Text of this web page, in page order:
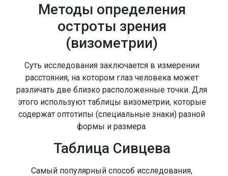
Методы определения
остроты зрения
(визометрии)
Суть исследования заключается в измерении
расстояния, на котором глаз человека может
различать две близко расположенные точки. Для
этого используют таблицы визометрии, которые
содержат оптотипы (специальные знаки) разной
формы и размера.
Таблица Сивцева
Самый популярный способ исследования,